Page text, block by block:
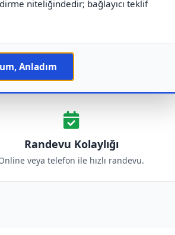
niteliğindedir; bağlayıcı teklif
Anladım
Randevu Kolaylığı
veya telefon ile hızlı randevu.